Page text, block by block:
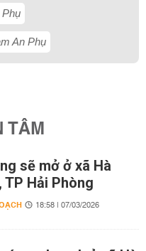
An Phụ
TÂM
sẽ mở ở xã Hà
TP Hải Phòng
18:58 | 07/03/2026